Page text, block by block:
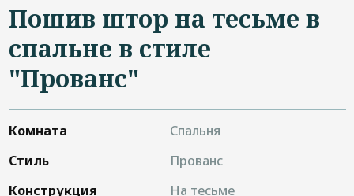
Пошив штор на тесьме в
спальне в стиле
"Прованс"
Комната
Спальня
Стиль
Прованс
Конструкция
На тесьме